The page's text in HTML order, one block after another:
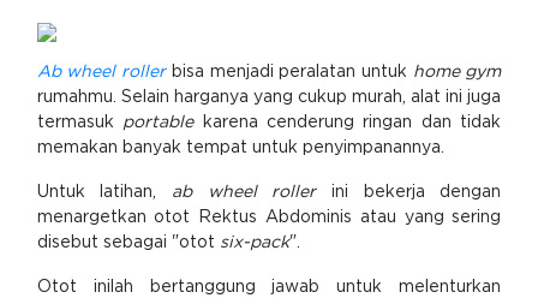
Ab wheel rollerbisa menjadi peralatan untuk home gym
rumahmu. Selain harganya yang cukup murah, alat ini juga
termasuk portablekarena cenderung ringan dan tidak
memakan banyak tempat untuk penyimpanannya.
Untuk latihan, ab wheel roller ini bekerja dengan
menargetkan otot Rektus Abdominis atau yang sering
disebut sebagai "otot six-pack".
Otot inilah bertanggung jawab untuk melenturkan